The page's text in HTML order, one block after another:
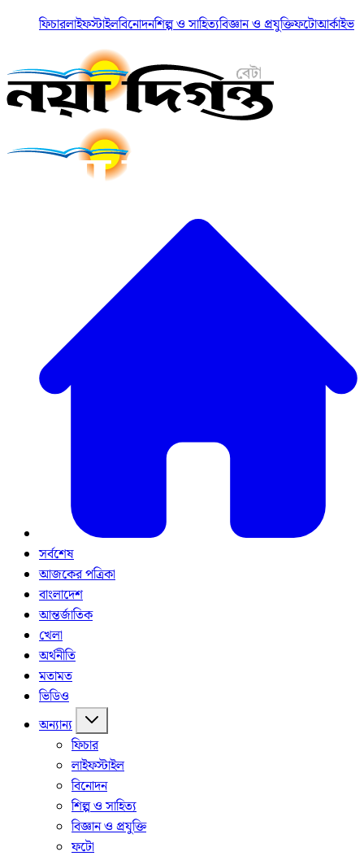
ফিচারলাইফস্টাইলবিনোদনশিল্প ও সাহিত্যবিজ্ঞান ও প্রযুক্তিফটোআর্কাইভ
সর্বশেষ
আজকের পত্রিকা
বাংলাদেশ
আন্তর্জাতিক
খেলা
অর্থনীতি
মতামত
ভিডিও
অন্যান্য
ফিচার
লাইফস্টাইল
বিনোদন
শিল্প ও সাহিত্য
বিজ্ঞান ও প্রযুক্তি
ফটো